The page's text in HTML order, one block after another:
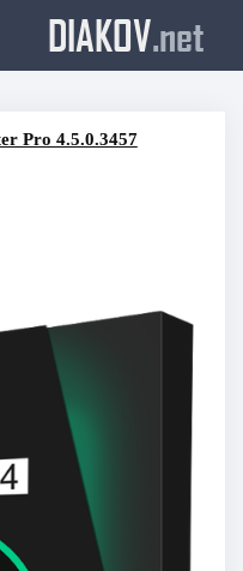
DIAKOV.net
Pro 4.5.0.3457